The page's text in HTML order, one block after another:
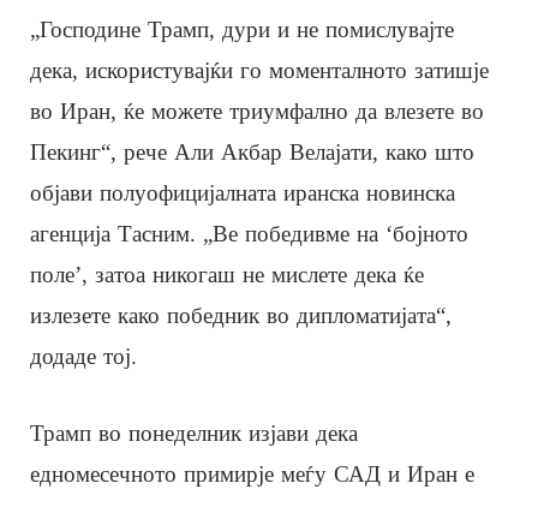
„Господине Трамп, дури и не помислувајте
дека, искористувајќи го моменталното затишје
во Иран, ќе можете триумфално да влезете во
Пекинг“, рече Али Акбар Велајати, како што
објави полуофицијалната иранска новинска
агенција Тасним. „Ве победивме на ‘бојното
поле’, затоа никогаш не мислете дека ќе
излезете како победник во дипломатијата“,
додаде тој.
Трамп во понеделник изјави дека
едномесечното примирје меѓу САД и Иран е